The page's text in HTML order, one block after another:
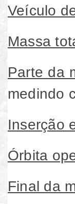
Veículo
Massa
Parte da
medindo
Inserção
Órbita
Final da